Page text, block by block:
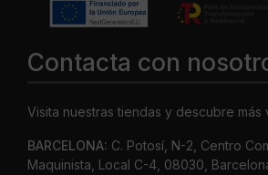
Contacta con
Visita nuestras tiendas y descubre más
BARCELONA: C. Potosí, N-2, Centro
Maquinista, Local C-4, 08030,